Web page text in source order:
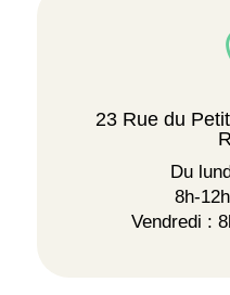
23 Rue du
Du
8h-
Vendredi :